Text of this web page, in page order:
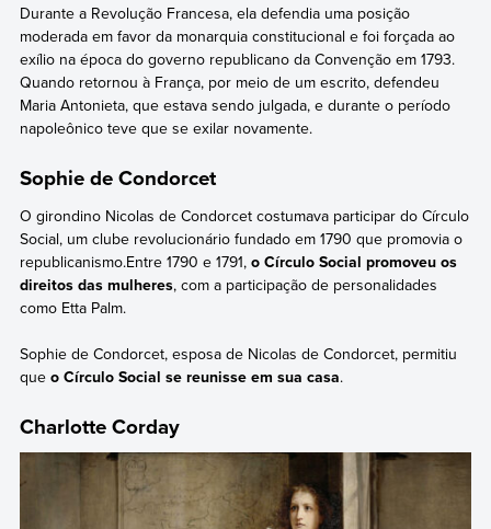
Durante a Revolução Francesa, ela defendia uma posição
moderada em favor da monarquia constitucional e foi forçada ao
exílio na época do governo republicano da Convenção em 1793.
Quando retornou à França, por meio de um escrito, defendeu
Maria Antonieta, que estava sendo julgada, e durante o período
napoleônico teve que se exilar novamente.
Sophie de Condorcet
O girondino Nicolas de Condorcet costumava participar do Círculo
Social, um clube revolucionário fundado em 1790 que promovia o
republicanismo.Entre 1790 e 1791, o Círculo Social promoveu os
direitos das mulheres, com a participação de personalidades
como Etta Palm.
Sophie de Condorcet, esposa de Nicolas de Condorcet, permitiu
queo Círculo Social se reunisse em sua casa.
Charlotte Corday